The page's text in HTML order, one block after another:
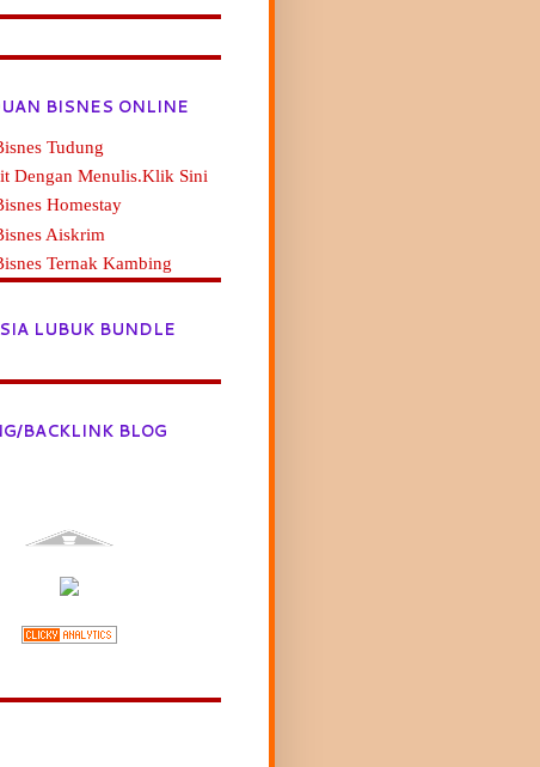
BISNES ONLINE
Tudung
Dengan Menulis.Klik Sini
Homestay
Aiskrim
Ternak Kambing
LUBUK BUNDLE
BACKLINK BLOG